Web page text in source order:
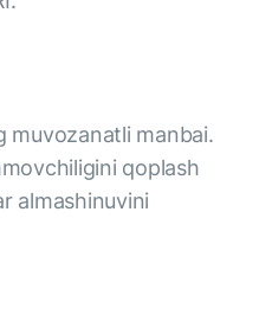
muvozanatli manbai.
qoplash
almashinuvini